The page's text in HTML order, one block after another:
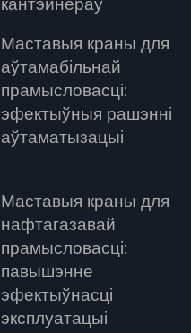
Маставыя краны для
аўтамабільнай
прамысловасці:
эфектыўныя рашэнні
аўтаматызацыі
Маставыя краны для
нафтагазавай
прамысловасці:
павышэнне
эфектыўнасці
эксплуатацыі